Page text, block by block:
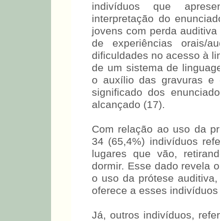
Assim como o
indivíduos que
interpretação do
jovens com perda
de experiências orais/
dificuldades no acesso
mais de um sistema de
com o auxílio das
o significado dos
Com relação ao uso da
34 (65,4%) indivíduos
lugares que vão,
dormir. Esse dado revela
o uso da prótese